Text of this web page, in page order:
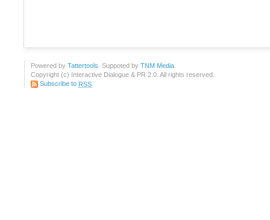
Powered by Tattertools . Suppoted by TNM Media
Copyright (c) Interactive Dialogue & PR 2.0. All rights reserved.
Subscribe to RSS